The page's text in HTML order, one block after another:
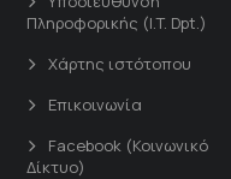
Πληροφορικής (I.T. Dpt.)
Χάρτης ιστότοπου
Επικοινωνία
Facebook (Κοινωνικό
Δίκτυο)